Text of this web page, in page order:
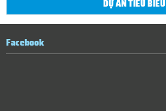
DỰ ÁN TIÊU BIỂU
Facebook